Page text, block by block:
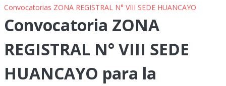
Convocatorias ZONA REGISTRAL N° VIII SEDE HUANCAYO
Convocatoria ZONA
REGISTRAL N° VIII SEDE
HUANCAYO para la